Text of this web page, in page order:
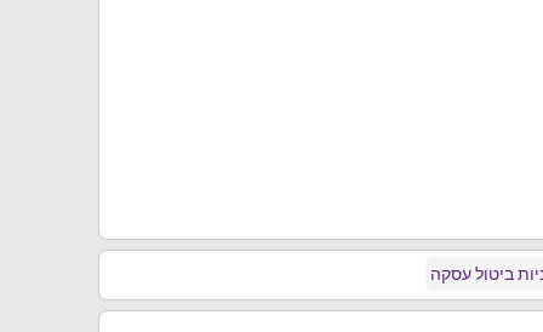
ביטול עסקה